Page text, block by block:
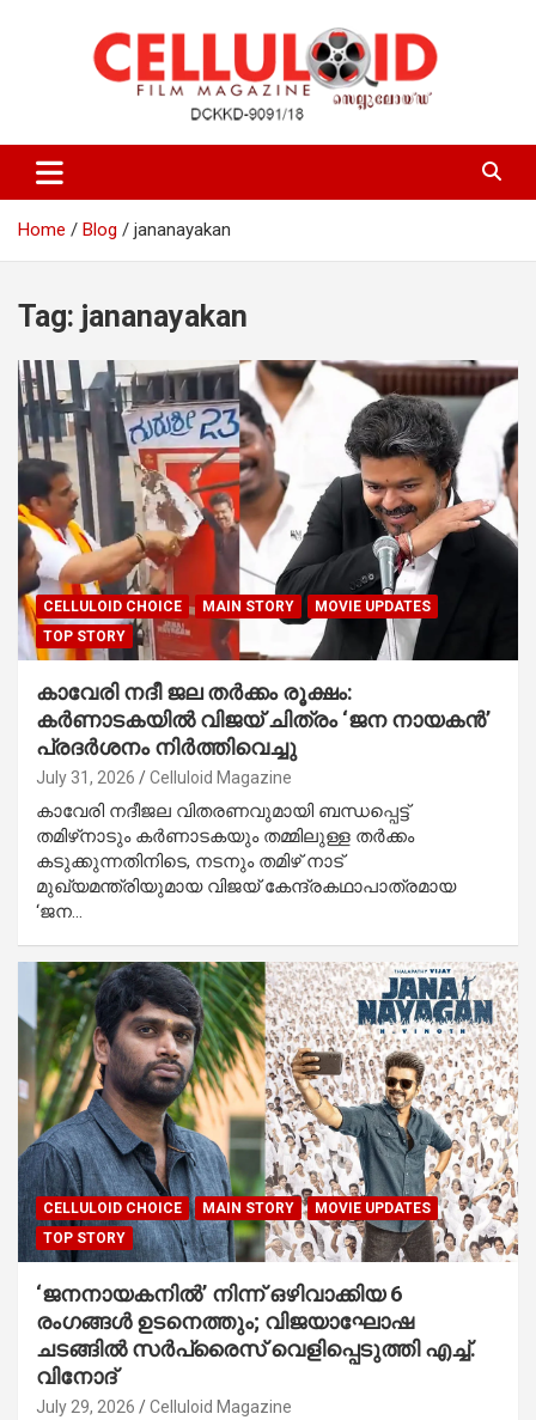
celluloid
Home Blog jananayakan
Tag: jananayakan
CELLULOID CHOICE MAIN STORY
MOVIE UPDATES
TOP STORY
കാവേരി നദീ ജല തർക്കം രൂക്ഷം:
കർണാടകയിൽ വിജയ് ചിത്രം ‘ജന നായകൻ’
പ്രദർശനം നിർത്തിവെച്ചു
July 31, 2026 Celluloid Magazine
കാവേരി നദീജല വിതരണവുമായി ബന്ധപ്പെട്ട്
തമിഴ്‌നാടും കർണാടകയും തമ്മിലുള്ള തർക്കം
കടുക്കുന്നതിനിടെ, നടനും തമിഴ് നാട്
മുഖ്യമന്ത്രിയുമായ വിജയ് കേന്ദ്രകഥാപാത്രമായ
‘ജന…
CELLULOID CHOICE MAIN STORY
MOVIE UPDATES
TOP STORY
‘ജനനായകനിൽ’ നിന്ന് ഒഴിവാക്കിയ 6
രംഗങ്ങൾ ഉടനെത്തും; വിജയാഘോഷ
ചടങ്ങിൽ സർപ്രൈസ് വെളിപ്പെടുത്തി എച്ച്.
വിനോദ്
July 29, 2026 Celluloid Magazine